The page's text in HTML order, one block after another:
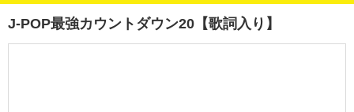
J-POP最強カウントダウン20【歌詞入り】